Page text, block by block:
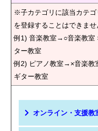
※子カテゴリに該当カテ
を登録することはできませ
例1) 音楽教室→○音楽教室
ター教室
例2) ピアノ教室→×音楽教
ギター教室
オンライン・支援教